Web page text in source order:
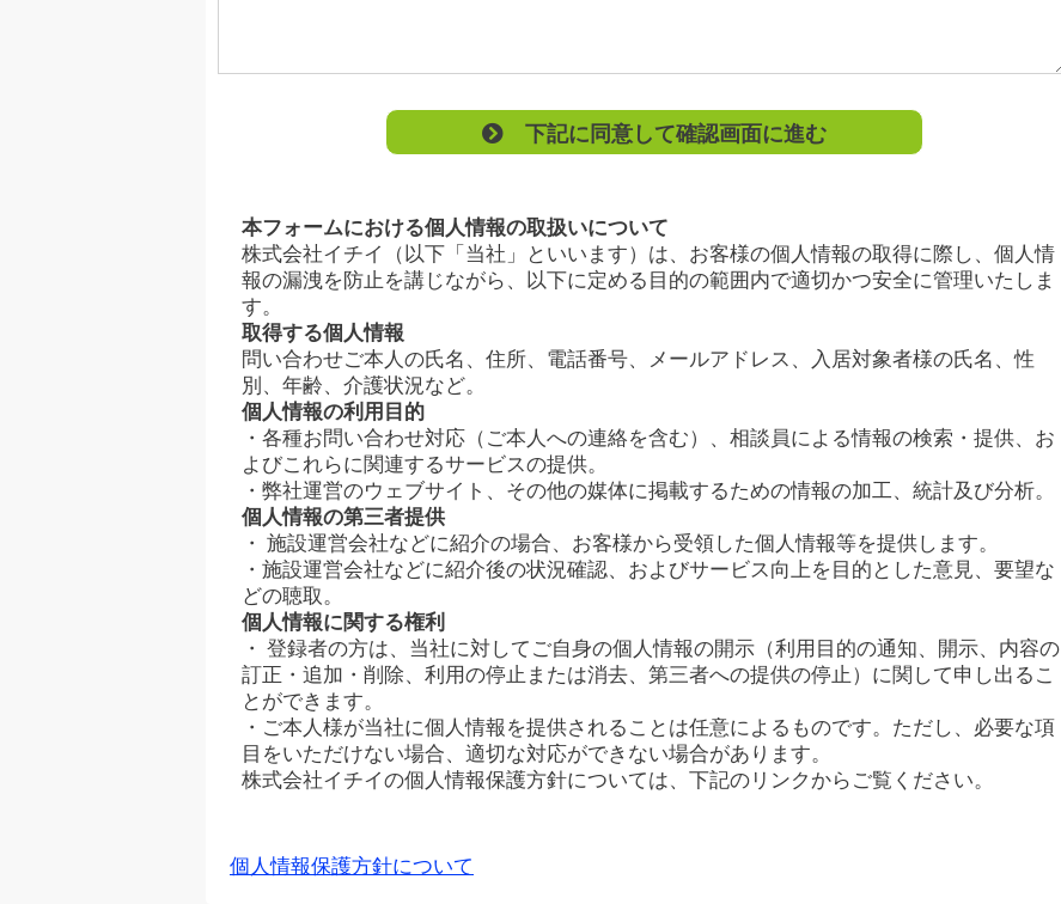
下記に同意して確認画面に進む
本フォームにおける個人情報の取扱いについて
株式会社イチイ（以下「当社」といいます）は、お客様の個人情報の取得に際し、個人情
報の漏洩を防止を講じながら、以下に定める目的の範囲内で適切かつ安全に管理いたしま
す。
取得する個人情報
問い合わせご本人の氏名、住所、電話番号、メールアドレス、入居対象者様の氏名、性
別、年齢、介護状況など。
個人情報の利用目的
・各種お問い合わせ対応（ご本人への連絡を含む）、相談員による情報の検索・提供、お
よびこれらに関連するサービスの提供。
・弊社運営のウェブサイト、その他の媒体に掲載するための情報の加工、統計及び分析。
個人情報の第三者提供
・ 施設運営会社などに紹介の場合、お客様から受領した個人情報等を提供します。
・施設運営会社などに紹介後の状況確認、およびサービス向上を目的とした意見、要望な
どの聴取。
個人情報に関する権利
・ 登録者の方は、当社に対してご自身の個人情報の開示（利用目的の通知、開示、内容の
訂正・追加・削除、利用の停止または消去、第三者への提供の停止）に関して申し出るこ
とができます。
・ご本人様が当社に個人情報を提供されることは任意によるものです。ただし、必要な項
目をいただけない場合、適切な対応ができない場合があります。
株式会社イチイの個人情報保護方針については、下記のリンクからご覧ください。
個人情報保護方針について